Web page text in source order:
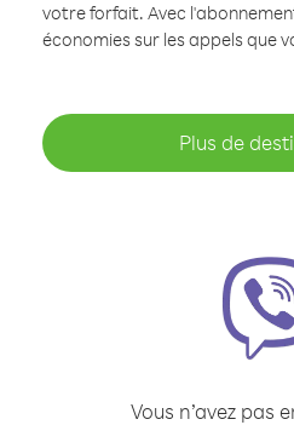
votre forfait. Avec
économies sur les appels que
Plus de
Vous n’avez pas